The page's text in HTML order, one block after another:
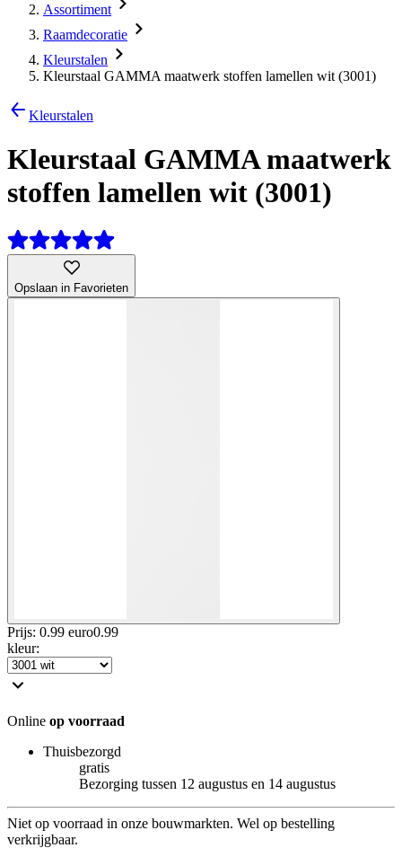
Assortiment
Raamdecoratie
Kleurstalen
Kleurstaal GAMMA maatwerk stoffen lamellen wit (3001)
Kleurstalen
Kleurstaal GAMMA maatwerk
stoffen lamellen wit (3001)
Opslaan in Favorieten
Prijs: 0.99 euro0.99
kleur:
Online op voorraad
Thuisbezorgd
gratis
Bezorging tussen 12 augustus en 14 augustus
Niet op voorraad in onze bouwmarkten. Wel op bestelling
verkrijgbaar.